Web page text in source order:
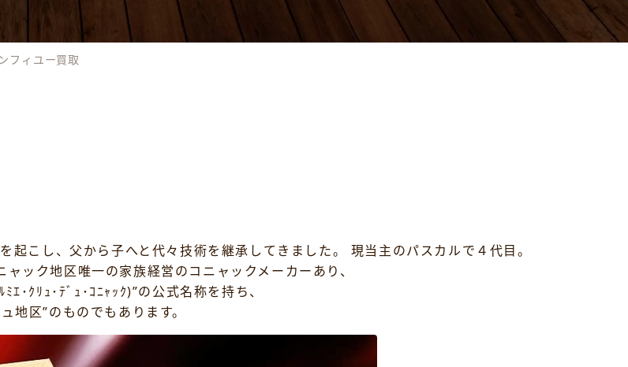
フィユー買取
こし、父から子へと代々技術を継承してきました。 現当主のパスカルで４代目。
ック地区唯一の家族経営のコニャックメーカーあり、
･ｸﾘｭ･ﾃﾞｭ･ｺﾆｬｯｸ)”の公式名称を持ち、
地区”のものでもあります。